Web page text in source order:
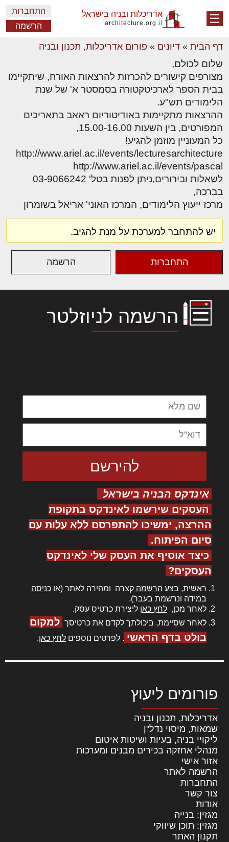
☰ אדריכלות ובניה בישראל
architecture.org.il
התחברות
הרשמה
דף הבית » דיונים » פורום אדריכלות, תכנון ובניה
שלום לכולם,
מצורפים קישורים להכרזות להרצאות האורח, שיתקיימו
בבית הספר לארכיטקטורה בסמסטר א' של שנת
הלימודים תש"ע.
ההרצאות מתקיימות באודיטוריום ראאב בתאריכים
המפורטים, בין השעות 15.00-16.00,
כל המעוניין מוזמן להגיע!
http://www.ariel.ac.il/events/lecturesarchitecture
http://www.ariel.ac.il/events/pascal
לשאלות ובירורים,ניתן לפנות בטל' 03-9066242
בברכה,
מרכז ייעוץ הלימודים, המרכז האוני' אריאל בשומרון
יש להתחבר למערכת על מנת להגיב.
התחברות הרשמה
הרשמה לניוזלטר
אינדקס הבניה בישראל
העסקים שירשמו לאינדקס בתקופת
ההרצה, ימשיכו להתפרסם ללא עלות עם
סיום הפיתוח.
כיצד אוסיף את העסק שלי לאינדקס
העסקים?
ראשית, בצע הרשמה קצרה ומהירה לאתר (או כניסה
במידה ונרשמת בעבר).
לאחר מכן, לחץ כאן ליצירת כרטיס עסק.
לאחר שסיימת, ביכולתך לקדם את כרטיסך למקום
בולט בדף הראשי . לפרטים נוספים לחץ כאן.
פורומים ליעוץ
אדריכלות, תכנון ובניה
שמאות, מיסוי נדל"ן
ליקויי בניה, בעיות ושיטות איטום
מנהלי אחזקה בכירים מבנים ומערכות
אזור אישי
הרשמה לאתר
התחברות
צור קשר
אודות
מגזין: בנייה
מגזין: תוכן שיווקי
תקנון האתר